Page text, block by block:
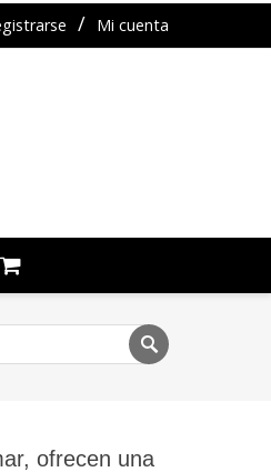
Mi cuenta
ofrecen una